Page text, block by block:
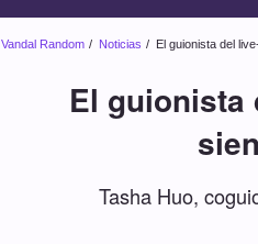
Vandal Random Noticias El guionista del
El guionista
Tasha Huo,